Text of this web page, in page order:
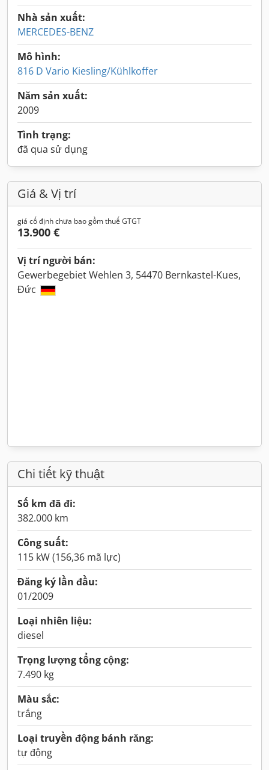
Nhà sản xuất:
MERCEDES-BENZ
Mô hình:
816 D Vario Kiesling/Kühlkoffer
Năm sản xuất:
2009
Tình trạng:
đã qua sử dụng
Giá & Vị trí
giá cố định chưa bao gồm thuế GTGT
13.900 €
Vị trí người bán:
Gewerbegebiet Wehlen 3, 54470 Bernkastel-Kues,
Đức
Chi tiết kỹ thuật
Số km đã đi:
382.000 km
Công suất:
115 kW (156,36 mã lực)
Đăng ký lần đầu:
01/2009
Loại nhiên liệu:
diesel
Trọng lượng tổng cộng:
7.490 kg
Màu sắc:
trắng
Loại truyền động bánh răng:
tự động